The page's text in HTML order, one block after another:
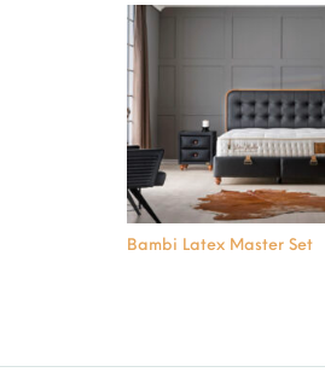
Bambi Latex Master Set